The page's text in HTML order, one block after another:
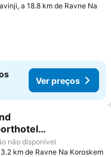
a 18.8 km de Ravne Na
Ver preços
aos favoritos
não disponível
km de Ravne Na Koroskem